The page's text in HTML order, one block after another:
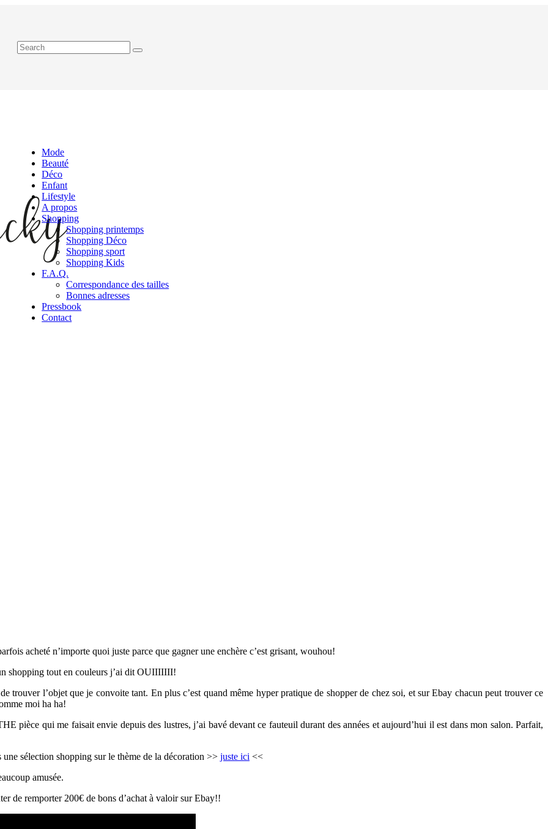
Mode
Beauté
Déco
Enfant
Lifestyle
A propos
Shopping
Shopping printemps
Shopping Déco
Shopping sport
Shopping Kids
F.A.Q.
Correspondance des tailles
Bonnes adresses
Pressbook
Contact
acheté n’importe quoi juste parce que gagner une enchère c’est grisant, wouhou!
shopping tout en couleurs j’ai dit OUIIIIIII!
trouver l’objet que je convoite tant. En plus c’est quand même hyper pratique de shopper de chez soi, et sur Ebay chacun peut trouver ce
moi ha ha!
pièce qui me faisait envie depuis des lustres, j’ai bavé devant ce fauteuil durant des années et aujourd’hui il est dans mon salon. Parfait,
sélection shopping sur le thème de la décoration >> juste ici <<
amusée.
de remporter 200€ de bons d’achat à valoir sur Ebay!!